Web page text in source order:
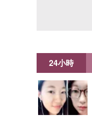
24小時